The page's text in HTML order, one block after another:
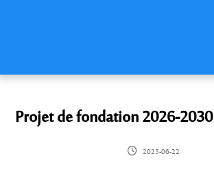
Projet de fondation 2026-2030
2025-06-22